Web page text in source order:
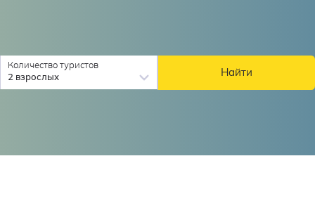
Количество туристов
2 взрослых
Найти